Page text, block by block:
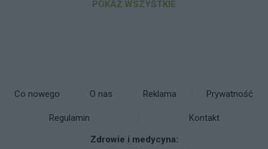
POKAŻ WSZYSTKIE
Co nowego O nas Reklama Prywatność
Regulamin
Kontakt
Zdrowie i medycyna: